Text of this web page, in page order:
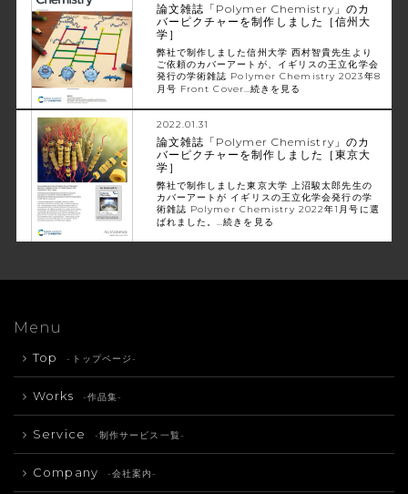
論文雑誌「Polymer Chemistry」のカ
バーピクチャーを制作しました［信州大
学］
弊社で制作しました信州大学 西村智貴先生より
ご依頼のカバーアートが、イギリスの王立化学会
発行の学術雑誌 Polymer Chemistry 2023年8
月号 Front Cover…続きを見る
2022.01.31
論文雑誌「Polymer Chemistry」のカ
バーピクチャーを制作しました［東京大
学］
弊社で制作しました東京大学 上沼駿太郎先生の
カバーアートが イギリスの王立化学会発行の学
術雑誌 Polymer Chemistry 2022年1月号に選
ばれました。…続きを見る
Menu
Top -トップページ-
Works -作品集-
Service -制作サービス一覧-
Company -会社案内-